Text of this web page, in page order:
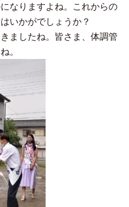
なりますよね。これからの
いかがでしょうか？
ましたね。皆さま、体調管
。